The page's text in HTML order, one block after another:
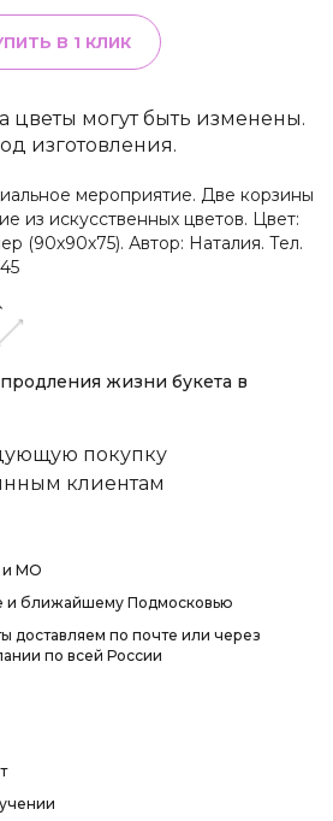
В 1 КЛИК
могут быть изменены.
изготовления.
мероприятие. Две корзины
из искусственных цветов. Цвет:
(90х90х75). Автор: Наталия. Тел.
жизни букета в
покупку
клиентам
и МО
и ближайшему Подмосковью
доставляем по почте или через
по всей России